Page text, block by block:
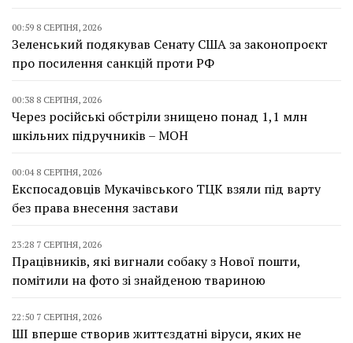
00:59 8 СЕРПНЯ, 2026
Зеленський подякував Сенату США за законопроєкт
про посилення санкцій проти РФ
00:38 8 СЕРПНЯ, 2026
Через російські обстріли знищено понад 1,1 млн
шкільних підручників – МОН
00:04 8 СЕРПНЯ, 2026
Експосадовців Мукачівського ТЦК взяли під варту
без права внесення застави
23:28 7 СЕРПНЯ, 2026
Працівників, які вигнали собаку з Нової пошти,
помітили на фото зі знайденою твариною
22:50 7 СЕРПНЯ, 2026
ШІ вперше створив життєздатні віруси, яких не